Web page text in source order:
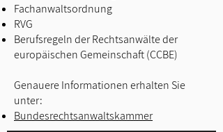
Fachanwaltsordnung
RVG
Berufsregeln der Rechtsanwälte der
europäischen Gemeinschaft (CCBE)
Genauere Informationen erhalten Sie
unter:
Bundesrechtsanwaltskammer